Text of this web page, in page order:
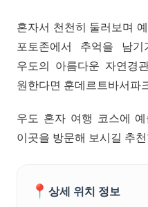
혼자서 천천히 둘러보며
포토존에서 추억을 남
우도의 아름다운 자연경
원한다면 훈데르트바서파
우도 혼자 여행 코스에
이곳을 방문해 보시길 추
📍 상세 위치 정보